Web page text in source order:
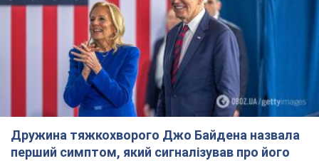
Дружина тяжкохворого Джо Байдена назвала
перший симптом, який сигналізував про його